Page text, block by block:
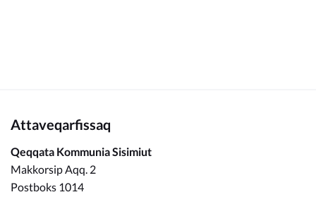
Attaveqarfissaq
Qeqqata Kommunia Sisimiut
Makkorsip Aqq. 2
Postboks 1014